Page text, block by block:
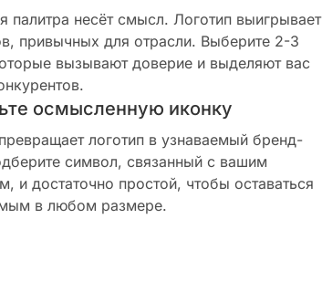
палитра несёт смысл. Логотип выигрывает
привычных для отрасли. Выберите 2-3
вызывают доверие и выделяют вас
осмысленную иконку
логотип в узнаваемый бренд-
символ, связанный с вашим
и достаточно простой, чтобы оставаться
в любом размере.